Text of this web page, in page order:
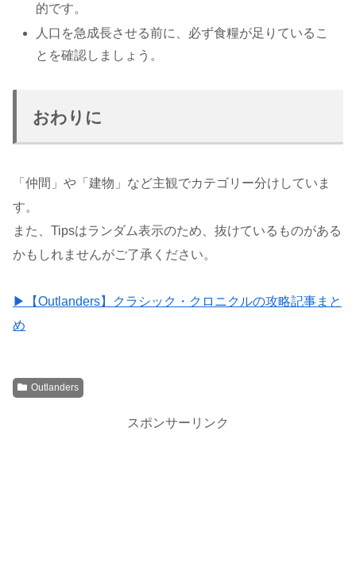
的です。
人口を急成長させる前に、必ず食糧が足りているこ
とを確認しましょう。
おわりに
「仲間」や「建物」など主観でカテゴリー分けしていま
す。
また、Tipsはランダム表示のため、抜けているものがある
かもしれませんがご了承ください。
▶【Outlanders】クラシック・クロニクルの攻略記事まと
め
Outlanders
スポンサーリンク